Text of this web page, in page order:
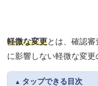
軽微な変更とは、確認
に影響しない軽微な変更
タップできる目次